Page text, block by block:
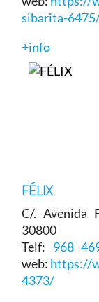
sibarita-
+info
FÉLIX
C/. Avenida
30800
Telf: 968
web: https://
4373/